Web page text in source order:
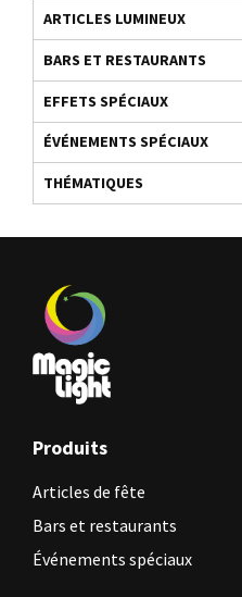
ARTICLES LUMINEUX
BARS ET RESTAURANTS
EFFETS SPÉCIAUX
ÉVÉNEMENTS SPÉCIAUX
THÉMATIQUES
Produits
Articles de fête
Bars et restaurants
Événements spéciaux